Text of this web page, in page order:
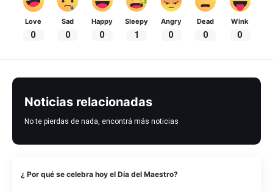
Love
0
Sad
0
Happy
0
Sleepy
1
Angry
0
Dead
0
Wink
0
Noticias relacionadas
No te pierdas de nada, encontrá más noticias
¿ Por qué se celebra hoy el Día del Maestro?